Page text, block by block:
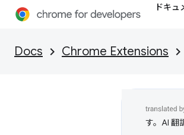
ドキュ
Docs Chrome Extensions
す。AI 翻